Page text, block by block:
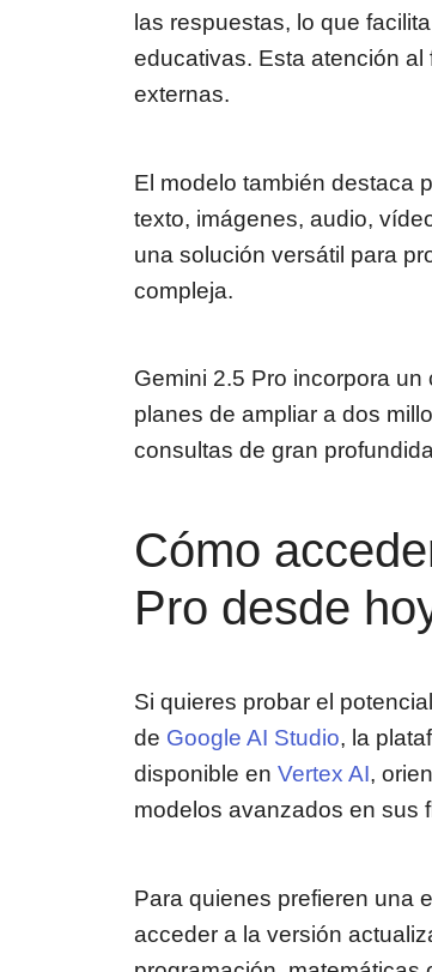
las respuestas, lo que
educativas. Esta atención
externas.
El modelo también destaca
texto, imágenes, audio,
una solución versátil para
compleja.
Gemini 2.5 Pro incorpora
planes de ampliar a dos
consultas de gran
Cómo
Pro desde
Si quieres probar el
de Google AI Studio, la
disponible en Vertex AI,
modelos avanzados en sus
Para quienes prefieren una
acceder a la versión